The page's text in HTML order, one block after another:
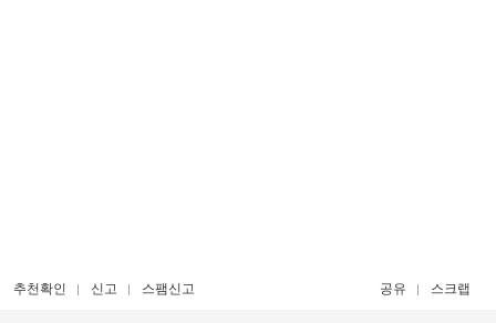
추천확인 신고 스팸신고 공유 스크랩